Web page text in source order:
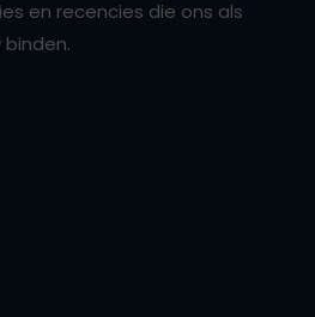
en recencies die ons als